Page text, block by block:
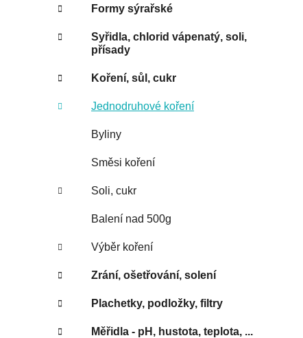
Formy sýrařské
Syřidla, chlorid vápenatý, soli,
přísady
Koření, sůl, cukr
Jednodruhové koření
Byliny
Směsi koření
Soli, cukr
Balení nad 500g
Výběr koření
Zrání, ošetřování, solení
Plachetky, podložky, filtry
Měřidla - pH, hustota, teplota, ...